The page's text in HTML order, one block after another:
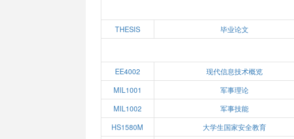
THESIS 毕业论文
EE4002 现代信息技术概览
MIL1001
军事理论
MIL1002
军事技能
HS1580M
大学生国家安全教育